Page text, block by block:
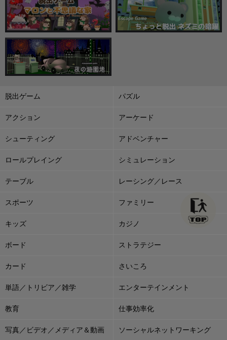
脱出ゲーム パズル
アクション アーケード
シューティング アドベンチャー
ロールプレイング シミュレーション
テーブル レーシング／レース
スポーツ ファミリー
キッズ カジノ
ボード ストラテジー
カード さいころ
単語／トリビア／雑学 エンターテインメント
教育 仕事効率化
写真／ビデオ／メディア＆動画 ソーシャルネットワーキング